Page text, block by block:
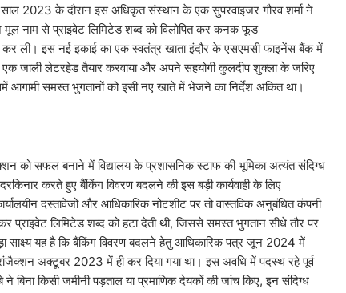
2023 के दौरान इस अधिकृत संस्थान के एक सुपरवाइजर गौरव शर्मा ने
नाम से प्राइवेट लिमिटेड शब्द को विलोपित कर कनक फूड
ली। इस नई इकाई का एक स्वतंत्र खाता इंदौर के एसएमसी फाइनेंस बैंक में
जाली लेटरहेड तैयार करवाया और अपने सहयोगी कुलदीप शुक्ला के जरिए
आगामी समस्त भुगतानों को इसी नए खाते में भेजने का निर्देश अंकित था।
को सफल बनाने में विद्यालय के प्रशासनिक स्टाफ की भूमिका अत्यंत संदिग्ध
करते हुए बैंकिंग विवरण बदलने की इस बड़ी कार्यवाही के लिए
दस्तावेजों और आधिकारिक नोटशीट पर तो वास्तविक अनुबंधित कंपनी
प्राइवेट लिमिटेड शब्द को हटा देती थी, जिससे समस्त भुगतान सीधे तौर पर
साक्ष्य यह है कि बैंकिंग विवरण बदलने हेतु आधिकारिक पत्र जून 2024 में
अक्टूबर 2023 में ही कर दिया गया था। इस अवधि में पदस्थ रहे पूर्व
ने बिना किसी जमीनी पड़ताल या प्रमाणिक देयकों की जांच किए, इन संदिग्ध